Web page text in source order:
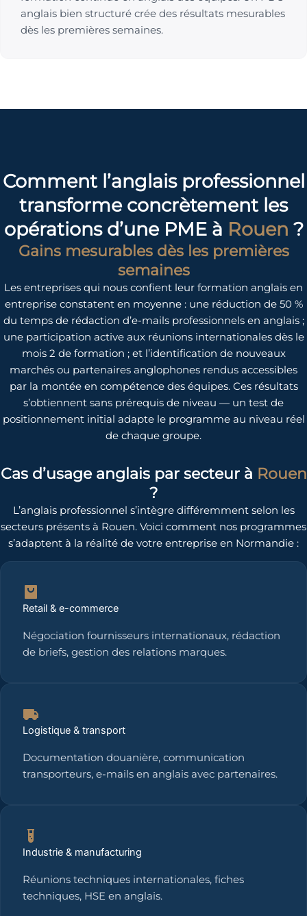
anglais bien structuré crée des résultats mesurables
dès les premières semaines.
Comment l’anglais professionnel
transforme concrètement les
opérations d’une PME à Rouen ?
Gains mesurables dès les premières
semaines
Les entreprises qui nous confient leur formation anglais en
entreprise constatent en moyenne : une réduction de 50 %
du temps de rédaction d’e-mails professionnels en anglais ;
une participation active aux réunions internationales dès le
mois 2 de formation ; et l’identification de nouveaux
marchés ou partenaires anglophones rendus accessibles
par la montée en compétence des équipes. Ces résultats
s’obtiennent sans prérequis de niveau — un test de
positionnement initial adapte le programme au niveau réel
de chaque groupe.
Cas d’usage anglais par secteur à Rouen
?
L’anglais professionnel s’intègre différemment selon les
secteurs présents à Rouen. Voici comment nos programmes
s’adaptent à la réalité de votre entreprise en Normandie :
Retail & e-commerce
Négociation fournisseurs internationaux, rédaction
de briefs, gestion des relations marques.
Logistique & transport
Documentation douanière, communication
transporteurs, e-mails en anglais avec partenaires.
Industrie & manufacturing
Réunions techniques internationales, fiches
techniques, HSE en anglais.